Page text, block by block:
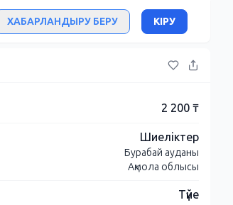
ХАБАРЛАНДЫРУ БЕРУ КІРУ
2 200 ₸
Шиеліктер
Бурабай ауданы
Ақмола облысы
Түйе